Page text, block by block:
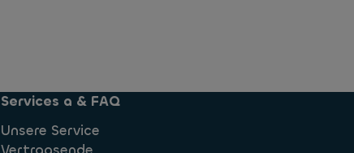
Services a & FAQ
Unsere Service